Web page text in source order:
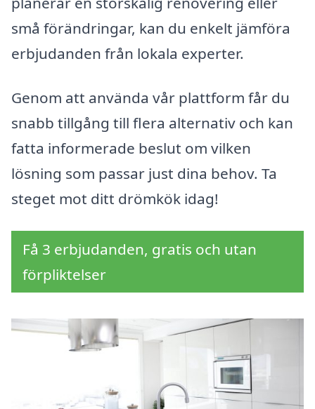
små förändringar, kan du enkelt jämföra
erbjudanden från lokala experter.
Genom att använda vår plattform får du
snabb tillgång till flera alternativ och kan
fatta informerade beslut om vilken
lösning som passar just dina behov. Ta
steget mot ditt drömkök idag!
Få 3 erbjudanden, gratis och utan
förpliktelser